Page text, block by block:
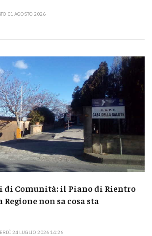
01 AGOSTO 2026
di Comunità: il Piano di Rientro
non sa cosa sta
24 LUGLIO 2026 14:26